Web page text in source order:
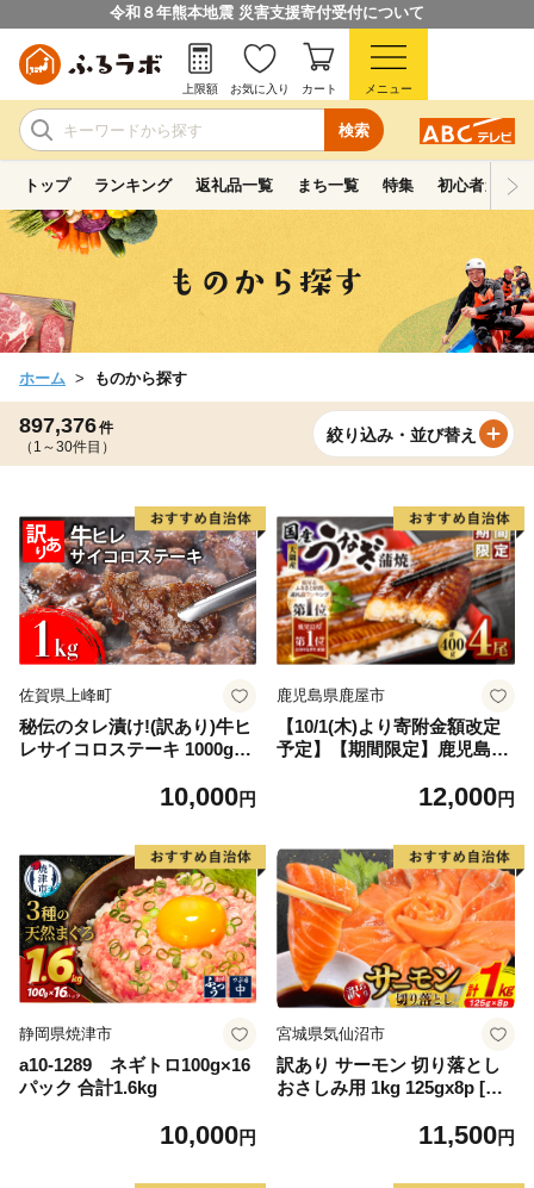
令和８年熊本地震 災害支援寄付受付について
検索
上限額 お気に入り カート メニュー
トップ ランキング 返礼品一覧 まち一覧 特集 初心者ガイド
ホーム ものから探す
897,376件
（1～30件目）
絞り込み・並び替え
佐賀県上峰町
秘伝のタレ漬け!(訳あり)牛ヒ
レサイコロステーキ 1000g
10,000円
鹿児島県鹿屋市
【10/1(木)より寄附金額改定
予定】【期間限定】鹿児島県
12,000円
静岡県焼津市
a10-1289 ネギトロ100g×16
パック 合計1.6kg
10,000円
宮城県気仙沼市
訳あり サーモン 切り落とし
おさしみ用 1kg 125gx8p [足
4313] 魚 魚介類 鮭 お刺し身
11,500円